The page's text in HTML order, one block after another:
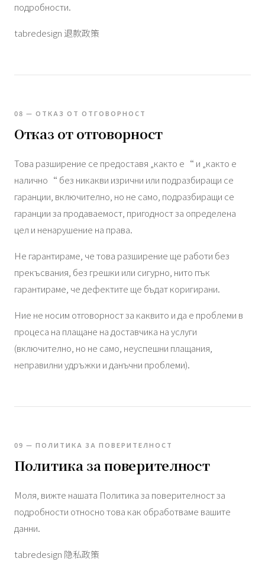
подробности.
tabredesign 退款政策
08 — ОТКАЗ ОТ ОТГОВОРНОСТ
Отказ от отговорност
Това разширение се предоставя „както е“ и „както е
налично“ без никакви изрични или подразбиращи се
гаранции, включително, но не само, подразбиращи се
гаранции за продаваемост, пригодност за определена
цел и ненарушение на права.
Не гарантираме, че това разширение ще работи без
прекъсвания, без грешки или сигурно, нито пък
гарантираме, че дефектите ще бъдат коригирани.
Ние не носим отговорност за каквито и да е проблеми в
процеса на плащане на доставчика на услуги
(включително, но не само, неуспешни плащания,
неправилни удръжки и данъчни проблеми).
09 — ПОЛИТИКА ЗА ПОВЕРИТЕЛНОСТ
Политика за поверителност
Моля, вижте нашата Политика за поверителност за
подробности относно това как обработваме вашите
данни.
tabredesign 隐私政策